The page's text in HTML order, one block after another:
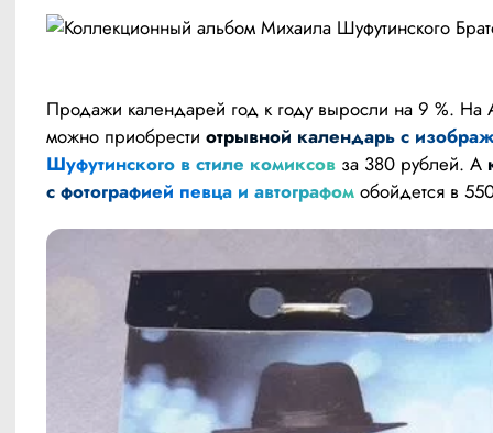
Продажи календарей год к году выросли на 9 %. На
можно приобрести отрывной календарь с
Шуфутинского в стиле комиксов за 380 рублей. А
с фотографией певца и автографом обойдется в